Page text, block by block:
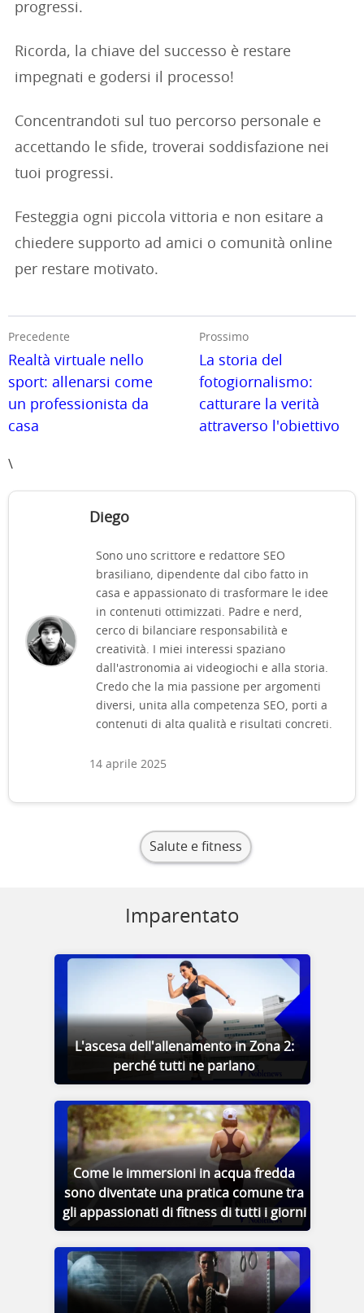
progressi.
Ricorda, la chiave del successo è restare
impegnati e godersi il processo!
Concentrandoti sul tuo percorso personale e
accettando le sfide, troverai soddisfazione nei
tuoi progressi.
Festeggia ogni piccola vittoria e non esitare a
chiedere supporto ad amici o comunità online
per restare motivato.
Precedente
Realtà virtuale nello
sport: allenarsi come
un professionista da
casa
Prossimo
La storia del
fotogiornalismo:
catturare la verità
attraverso l'obiettivo
\
Diego
Sono uno scrittore e redattore SEO
brasiliano, dipendente dal cibo fatto in
casa e appassionato di trasformare le idee
in contenuti ottimizzati. Padre e nerd,
cerco di bilanciare responsabilità e
creatività. I miei interessi spaziano
dall'astronomia ai videogiochi e alla storia.
Credo che la mia passione per argomenti
diversi, unita alla competenza SEO, porti a
contenuti di alta qualità e risultati concreti.
14 aprile 2025
Salute e fitness
Imparentato
L'ascesa dell'allenamento in Zona 2:
perché tutti ne parlano
Come le immersioni in acqua fredda
sono diventate una pratica comune tra
gli appassionati di fitness di tutti i giorni